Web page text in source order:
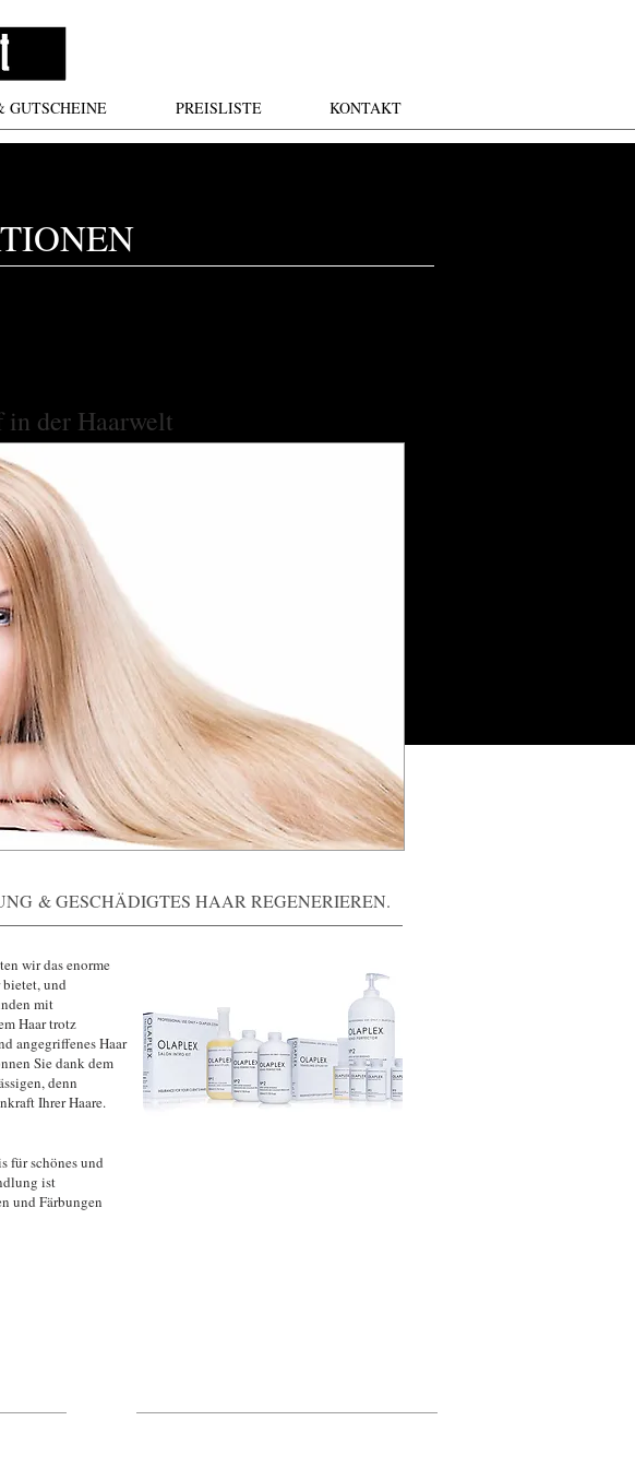
GUTSCHEINE PREISLISTE KONTAKT
der Haarwelt
& GESCHÄDIGTES HAAR REGENERIEREN.
wir das enorme
und
mit
Haar trotz
angegriffenes Haar
Sie dank dem
denn
Ihrer Haare.
für schönes und
ist
und Färbungen